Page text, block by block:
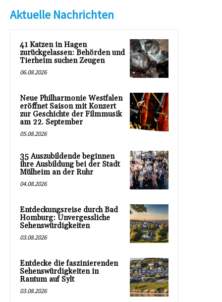
Aktuelle Nachrichten
41 Katzen in Hagen
zurückgelassen: Behörden und
Tierheim suchen Zeugen
06.08.2026
Neue Philharmonie Westfalen
eröffnet Saison mit Konzert
zur Geschichte der Filmmusik
am 22. September
05.08.2026
35 Auszubildende beginnen
ihre Ausbildung bei der Stadt
Mülheim an der Ruhr
04.08.2026
Entdeckungsreise durch Bad
Homburg: Unvergessliche
Sehenswürdigkeiten
03.08.2026
Entdecke die faszinierenden
Sehenswürdigkeiten in
Rantum auf Sylt
03.08.2026